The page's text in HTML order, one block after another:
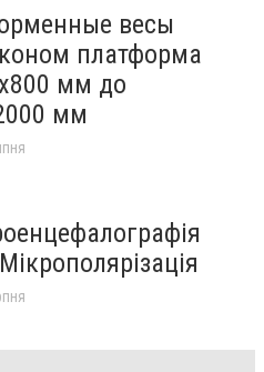
весы
платформа
мм до
мм